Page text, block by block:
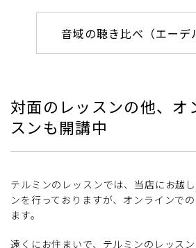
音域の聴き比べ（エーデ
対面のレッスンの他、オ
スンも開講中
テルミンのレッスンでは、当店にお越
ンを行っておりますが、オンラインで
ます。
遠くにお住まいで、テルミンのレッス